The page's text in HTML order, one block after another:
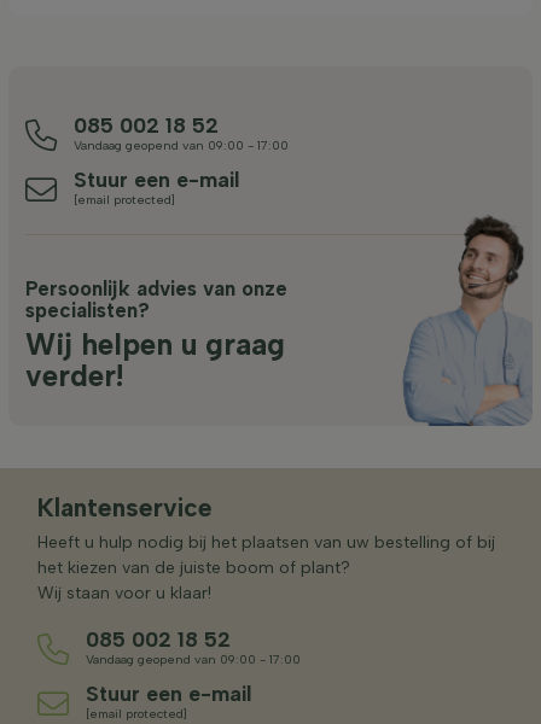
085 002 18 52
Vandaag geopend van 09:00 - 17:00
Stuur een e-mail
[email protected]
Persoonlijk advies van onze
specialisten?
Wij helpen u graag
verder!
Klantenservice
Heeft u hulp nodig bij het plaatsen van uw bestelling of bij
het kiezen van de juiste boom of plant?
Wij staan voor u klaar!
085 002 18 52
Vandaag geopend van 09:00 - 17:00
Stuur een e-mail
[email protected]